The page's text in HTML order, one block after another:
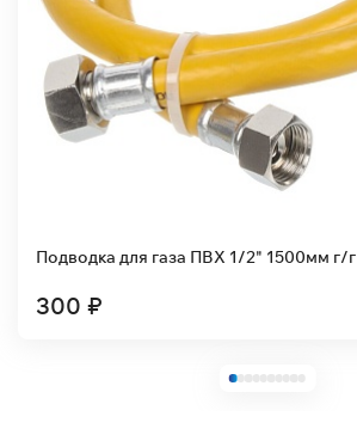
Подводка для газа ПВХ 1/2" 1500мм г/г
300 ₽